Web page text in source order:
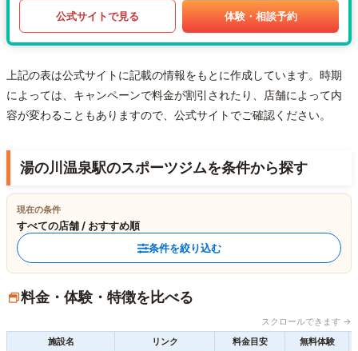
公式サイトで見る 体験・相談予約
上記の表は公式サイトに記載の情報をもとに作成しています。時期
によっては、キャンペーンで料金が割引されたり、店舗によって内
容が変わることもありますので、公式サイトでご確認ください。
湯の川温泉駅のスポーツジムを条件から探す
現在の条件
すべての店舗 / おすすめ順
条件を絞り込む
料金・体験・特徴を比べる
スクロールできます →
施設名
リンク 料金目安 無料体験